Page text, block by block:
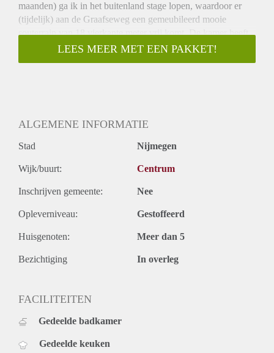
maanden) ga ik in het buitenland stage lopen, waardoor er
(tijdelijk) aan de Graafseweg een gemeubileerd mooie
souterrain van 18 vierkante meter vrij komt. De kamer heeft
een eigen wastafel en de huur bedraagt € 400,00 incl.
Het is een gerenoveerd huis waarin alles nieuw is. Wij delen
Deze kamer wordt gemeubileerd geleverd.
In deze kamer bevindt zich:
-Wasbak
-Wasmand
Ben je geïnteresseerd? Stuur dan een privéberichtje naar mij
Inschrijven op dit adres is niet mogelijk.
LEES MEER MET EEN PAKKET!
ALGEMENE INFORMATIE
Stad Nijmegen
Wijk/buurt: Centrum
Inschrijven gemeente: Nee
Opleverniveau: Gestoffeerd
Huisgenoten: Meer dan 5
Bezichtiging In overleg
FACILITEITEN
Gedeelde badkamer
Gedeelde keuken